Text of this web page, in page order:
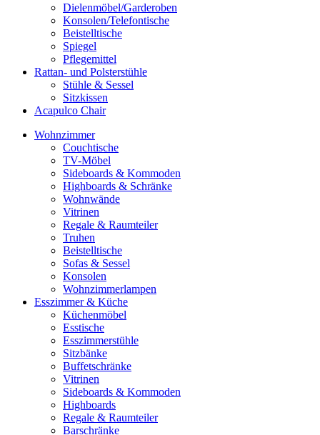
Dielenmöbel/Garderoben
Konsolen/Telefontische
Beistelltische
Spiegel
Pflegemittel
Rattan- und Polsterstühle
Stühle & Sessel
Sitzkissen
Acapulco Chair
Wohnzimmer
Couchtische
TV-Möbel
Sideboards & Kommoden
Highboards & Schränke
Wohnwände
Vitrinen
Regale & Raumteiler
Truhen
Beistelltische
Sofas & Sessel
Konsolen
Wohnzimmerlampen
Esszimmer & Küche
Küchenmöbel
Esstische
Esszimmerstühle
Sitzbänke
Buffetschränke
Vitrinen
Sideboards & Kommoden
Highboards
Regale & Raumteiler
Barschränke